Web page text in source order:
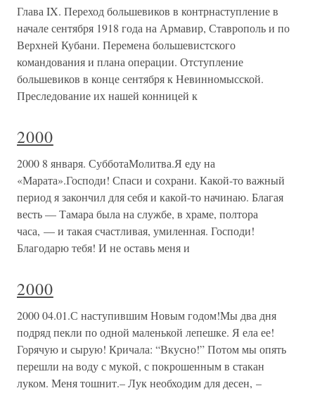
Глава IX. Переход большевиков в контрнаступление в
начале сентября 1918 года на Армавир, Ставрополь и по
Верхней Кубани. Перемена большевистского
командования и плана операции. Отступление
большевиков в конце сентября к Невинномысской.
Преследование их нашей конницей к
2000
2000 8 января. СубботаМолитва.Я еду на
«Марата».Господи! Спаси и сохрани. Какой-то важный
период я закончил для себя и какой-то начинаю. Благая
весть — Тамара была на службе, в храме, полтора
часа, — и такая счастливая, умиленная. Господи!
Благодарю тебя! И не оставь меня и
2000
2000 04.01.С наступившим Новым годом!Мы два дня
подряд пекли по одной маленькой лепешке. Я ела ее!
Горячую и сырую! Кричала: “Вкусно!” Потом мы опять
перешли на воду с мукой, с покрошенным в стакан
луком. Меня тошнит.– Лук необходим для десен, –